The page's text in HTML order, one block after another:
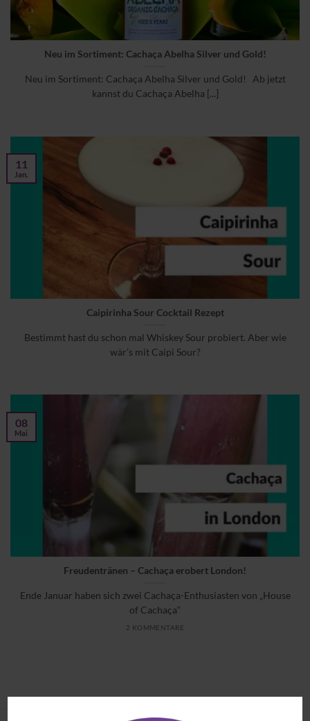
Neu im Sortiment: Cachaça Abelha Silver und Gold!
Neu im Sortiment: Cachaça Abelha Silver und Gold! Ab jetzt
kannst du Cachaça Abelha [...]
Caipirinha Sour Cocktail Rezept
Bestimmt hast du schon mal Whiskey Sour probiert. Aber wie
wär’s mit Caipi Sour?
11
Jan.
Freudentränen – Cachaça erobert London!
Ende Januar haben sich zwei Cachaça-Enthusiasten von „House
of Cachaça“
2 KOMMENTARE
08
Mai